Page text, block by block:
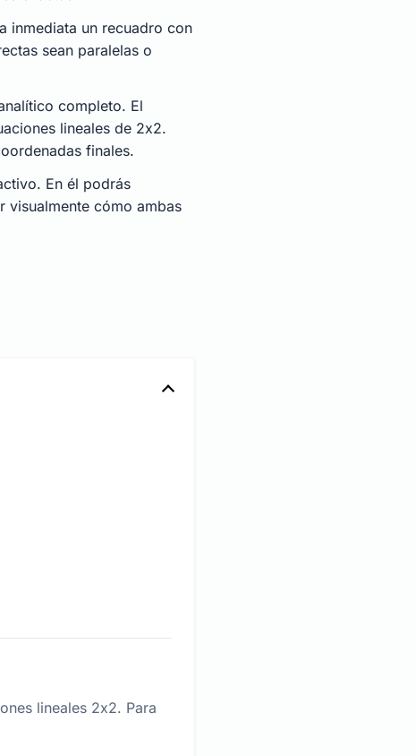
inmediata un recuadro con
sean paralelas o
completo. El
lineales de 2x2.
finales.
En él podrás
visualmente cómo ambas
lineales 2x2. Para